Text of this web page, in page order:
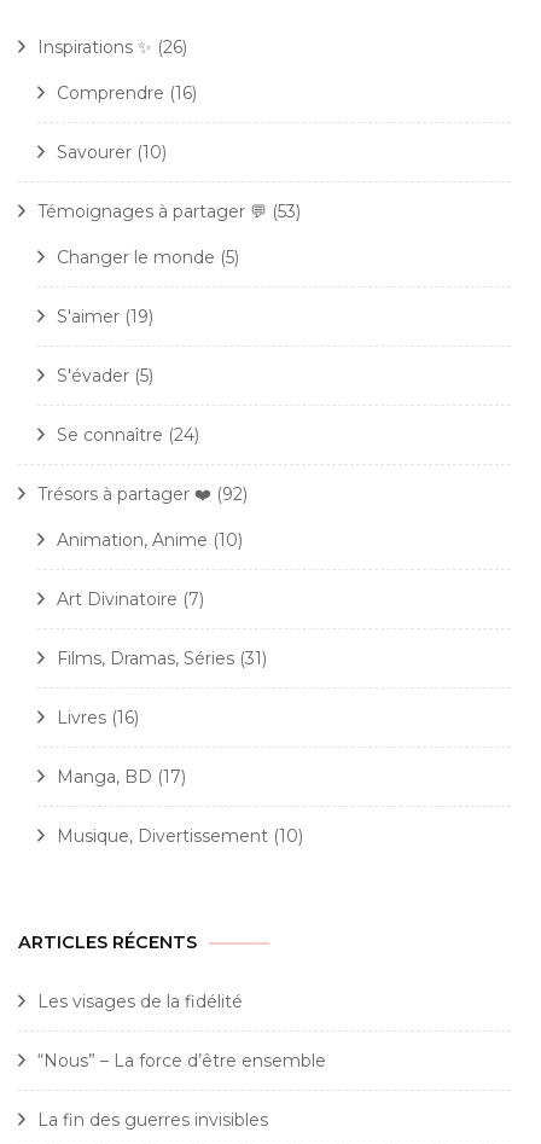
Inspirations ✨ (26)
Comprendre (16)
Savourer (10)
Témoignages à partager 💬 (53)
Changer le monde (5)
S'aimer (19)
S'évader (5)
Se connaître (24)
Trésors à partager ❤️ (92)
Animation, Anime (10)
Art Divinatoire (7)
Films, Dramas, Séries (31)
Livres (16)
Manga, BD (17)
Musique, Divertissement (10)
ARTICLES RÉCENTS
Les visages de la fidélité
“Nous” – La force d’être ensemble
La fin des guerres invisibles